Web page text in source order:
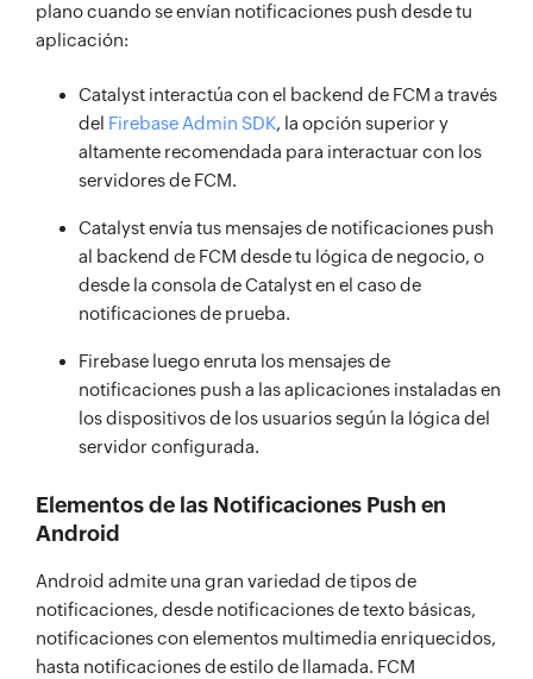
plano cuando se envían notificaciones push desde tu
aplicación:
Catalyst interactúa con el backend de FCM a través
del Firebase Admin SDK, la opción superior y
altamente recomendada para interactuar con los
servidores de FCM.
Catalyst envía tus mensajes de notificaciones push
al backend de FCM desde tu lógica de negocio, o
desde la consola de Catalyst en el caso de
notificaciones de prueba.
Firebase luego enruta los mensajes de
notificaciones push a las aplicaciones instaladas en
los dispositivos de los usuarios según la lógica del
servidor configurada.
Elementos de las Notificaciones Push en
Android
Android admite una gran variedad de tipos de
notificaciones, desde notificaciones de texto básicas,
notificaciones con elementos multimedia enriquecidos,
hasta notificaciones de estilo de llamada. FCM